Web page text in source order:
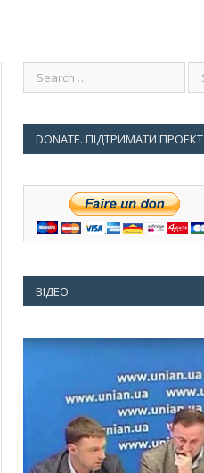
DONATE. ПІДТРИМАТИ ПРОЕКТ
ВІДЕО